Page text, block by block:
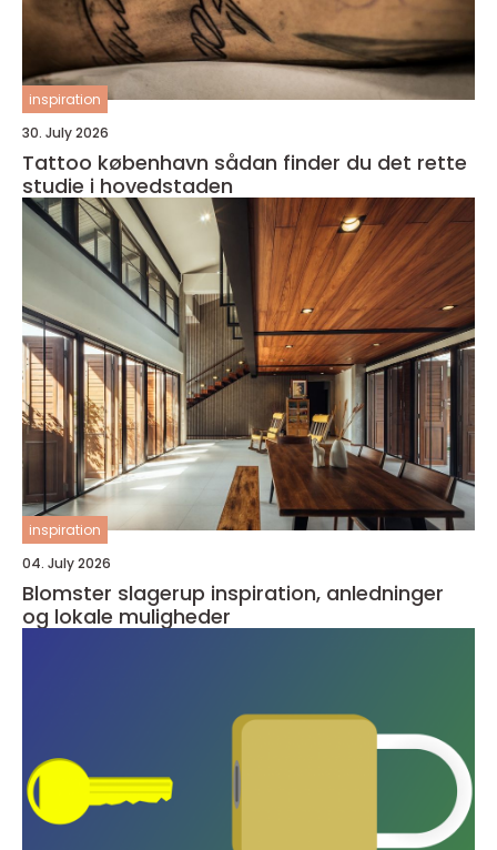
inspiration
30. July 2026
Tattoo københavn sådan finder du det rette
studie i hovedstaden
inspiration
04. July 2026
Blomster slagerup inspiration, anledninger
og lokale muligheder